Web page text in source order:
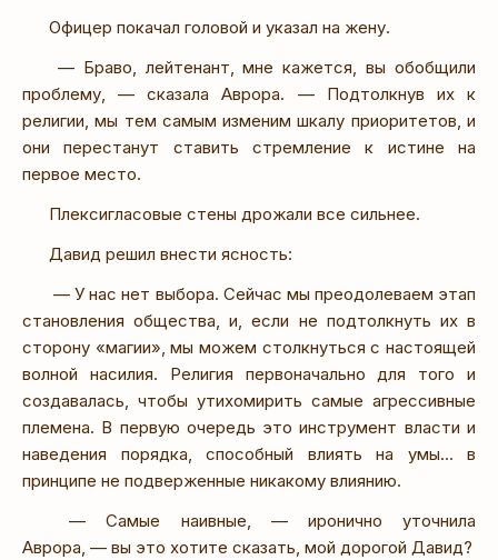
Офицер покачал головой и указал на жену.
— Браво, лейтенант, мне кажется, вы обобщили
проблему, — сказала Аврора. — Подтолкнув их к
религии, мы тем самым изменим шкалу приоритетов, и
они перестанут ставить стремление к истине на
первое место.
Плексигласовые стены дрожали все сильнее.
Давид решил внести ясность:
— У нас нет выбора. Сейчас мы преодолеваем этап
становления общества, и, если не подтолкнуть их в
сторону «магии», мы можем столкнуться с настоящей
волной насилия. Религия первоначально для того и
создавалась, чтобы утихомирить самые агрессивные
племена. В первую очередь это инструмент власти и
наведения порядка, способный влиять на умы… в
принципе не подверженные никакому влиянию.
— Самые наивные, — иронично уточнила
Аврора, — вы это хотите сказать, мой дорогой Давид?